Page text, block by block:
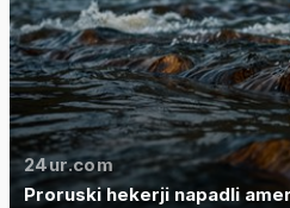
24ur.com
Proruski hekerji napadli